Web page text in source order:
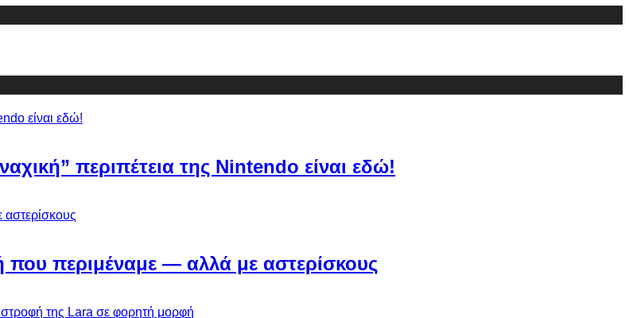
περιπέτεια της Nintendo είναι εδώ!
περιμέναμε — αλλά με αστερίσκους